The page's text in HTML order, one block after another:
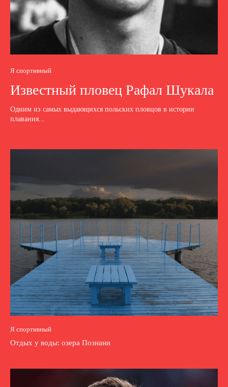
Я спортивный
Известный пловец Рафал Шукала
Одним из самых выдающихся польских пловцов в истории
плавания...
Я спортивный
Отдых у воды: озера Познани